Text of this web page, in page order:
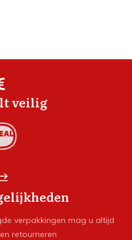
veilig
verpakkingen mag u altijd
retourneren